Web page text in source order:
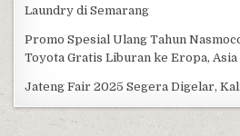
Laundry di Semarang
Promo Spesial Ulang Tahun
Toyota Gratis Liburan ke Eropa,
Jateng Fair 2025 Segera Digelar,